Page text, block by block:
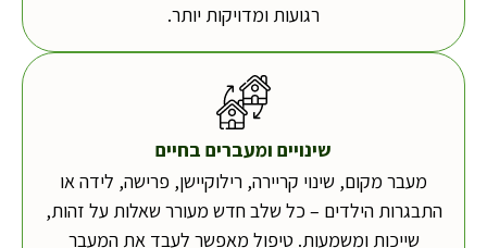
רגועות ומדויקות יותר.
שינויים ומעברים בחיים
מעבר מקום, שינוי קריירה, רילוקיישן, פרישה, לידה או
התבגרות הילדים – כל שלב חדש מעורר שאלות על זהות,
שייכות ומשמעות. טיפול מאפשר לעבד את המעבר